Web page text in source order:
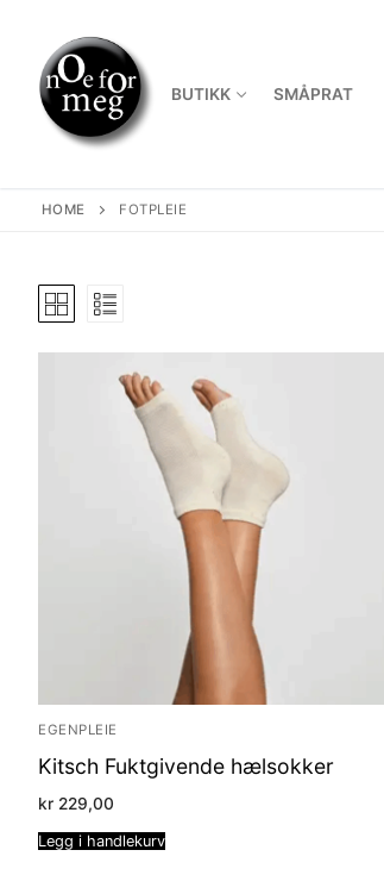
content
BUTIKK SMÅPRAT
HOME FOTPLEIE
EGENPLEIE
Kitsch Fuktgivende hælsokker
kr 229,00
Legg i handlekurv